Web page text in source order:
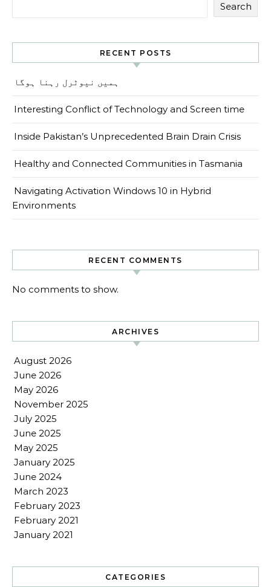
Search
RECENT POSTS
ہمیں نیوٹرل رہنا ہوگا
Interesting Conflict of Technology and Screen time
Inside Pakistan’s Unprecedented Brain Drain Crisis
Healthy and Connected Communities in Tasmania
Navigating Activation Windows 10 in Hybrid
Environments
RECENT COMMENTS
No comments to show.
ARCHIVES
August 2026
June 2026
May 2026
November 2025
July 2025
June 2025
May 2025
January 2025
June 2024
March 2023
February 2023
February 2021
January 2021
CATEGORIES